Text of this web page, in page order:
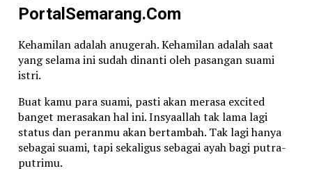
PortalSemarang.Com
Kehamilan adalah anugerah. Kehamilan adalah saat
yang selama ini sudah dinanti oleh pasangan suami
istri.
Buat kamu para suami, pasti akan merasa excited
banget merasakan hal ini. Insyaallah tak lama lagi
status dan peranmu akan bertambah. Tak lagi hanya
sebagai suami, tapi sekaligus sebagai ayah bagi putra-
putrimu.